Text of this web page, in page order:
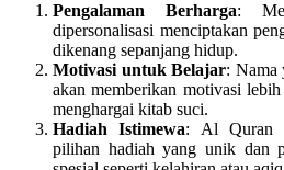
Pengalaman Berharga:
dipersonalisasi menciptakan
dikenang sepanjang hidup.
Motivasi untuk Belajar: Nama
akan memberikan motivasi
menghargai kitab suci.
Hadiah Istimewa: Al Quran
pilihan hadiah yang unik dan